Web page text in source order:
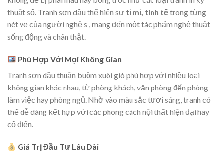
thuật số. Tranh sơn dầu thể hiện sự tỉ mỉ, tinh tếtrong từng
nét vẽ của người nghệ sĩ, mang đến một tác phẩm nghệ thuật
sống động và chân thật.
Phù Hợp Với Mọi Không Gian
Tranh sơn dầu thuận buồm xuôi gió phù hợp với nhiều loại
không gian khác nhau, từ phòng khách, văn phòng đến phòng
làm việc hay phòng ngủ. Nhờ vào màu sắc tươi sáng, tranh có
thể dễ dàng kết hợp với các phong cách nội thất hiện đại hay
cổ điển.
Giá Trị Đầu Tư Lâu Dài